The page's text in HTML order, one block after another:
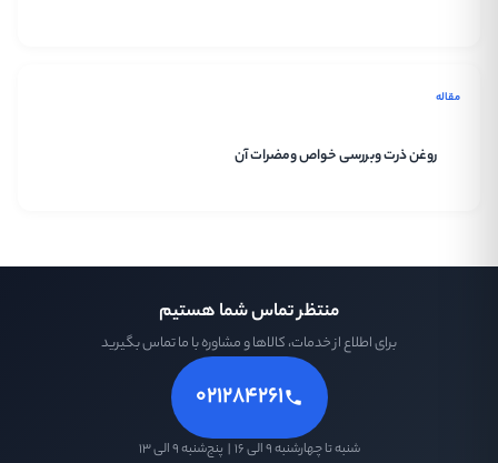
مقاله
روغن ذرت وبررسی خواص ومضرات آن
منتظر تماس شما هستیم
برای اطلاع از خدمات، کالاها و مشاوره با ما تماس بگیرید
۰۲۱۲۸۴۲۶۱
شنبه تا چهارشنبه ۹ الی ۱۶ | پنج‌شنبه ۹ الی ۱۳